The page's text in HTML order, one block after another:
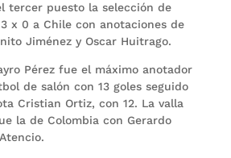
tercer puesto la selección de
x 0 a Chile con anotaciones de
Jiménez y Oscar Huitrago.
Pérez fue el máximo anotador
de salón con 13 goles seguido
Cristian Ortiz, con 12. La valla
la de Colombia con Gerardo